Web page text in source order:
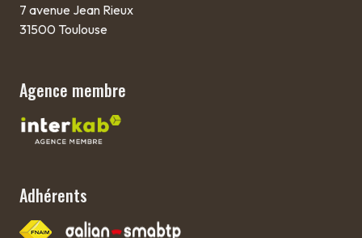
7 avenue Jean Rieux
31500 Toulouse
Agence membre
Adhérents